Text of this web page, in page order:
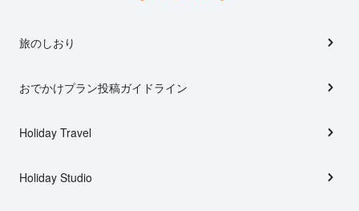
旅のしおり
おでかけプラン投稿ガイドライン
Holiday Travel
Holiday Studio